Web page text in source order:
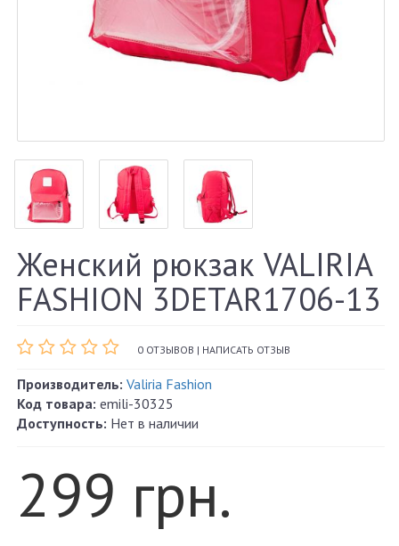
Женский рюкзак VALIRIA
FASHION 3DETAR1706-13
0 ОТЗЫВОВ | НАПИСАТЬ ОТЗЫВ
Производитель: Valiria Fashion
Код товара: emili-30325
Доступность: Нет в наличии
299 грн.